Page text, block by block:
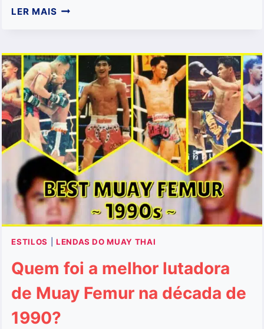
LER MAIS QUEM
MELHOR
LUTADOR
DE
MUAY
KHAO
NA
DÉCADA
DE
1990?
ESTILOS LENDAS DO MUAY THAI
Quem foi a melhor lutadora
de Muay Femur na década de
1990?